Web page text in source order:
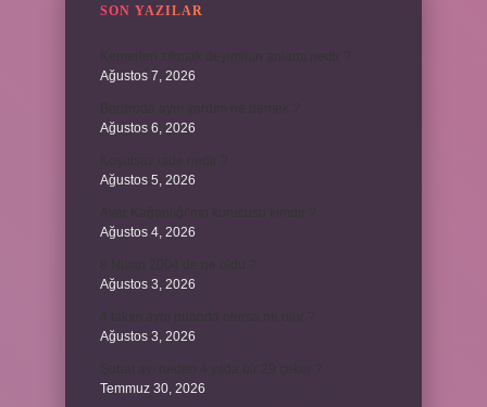
SON YAZILAR
Ağustos 7, 2026
Ağustos 6, 2026
Ağustos 5, 2026
Ağustos 4, 2026
Ağustos 3, 2026
Ağustos 3, 2026
Temmuz 30, 2026